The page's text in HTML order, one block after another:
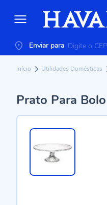
Enviar para
Início Utilidades Domésticas
Prato Para